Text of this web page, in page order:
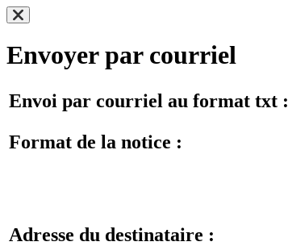
Envoyer par courriel
Envoi par courriel au format txt :
Format de la notice :
Adresse du destinataire :